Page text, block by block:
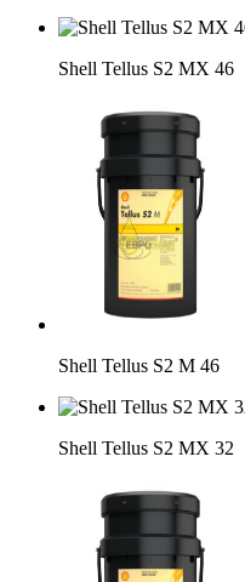
Shell Tellus S2 MX 46
Shell Tellus S2 M 46
Shell Tellus S2 MX 32